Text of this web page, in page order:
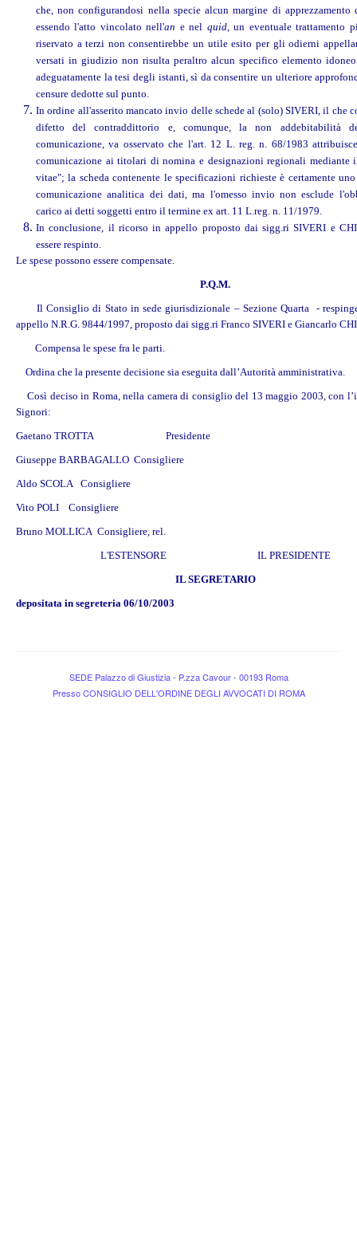
che, non configurandosi nella specie alcun margine di apprezzamento
essendo l'atto vincolato nell'an e nel quid, un eventuale trattamento
riservato a terzi non consentirebbe un utile esito per gli odierni
versati in giudizio non risulta peraltro alcun specifico elemento idoneo
adeguatamente la tesi degli istanti, sì da consentire un ulteriore
censure dedotte sul punto.
In ordine all'asserito mancato invio delle schede al (solo) SIVERI, il che
difetto del contraddittorio e, comunque, la non addebitabilità
comunicazione, va osservato che l'art. 12 L. reg. n. 68/1983
comunicazione ai titolari di nomina e designazioni regionali mediante
vitae"; la scheda contenente le specificazioni richieste è certamente
comunicazione analitica dei dati, ma l'omesso invio non esclude
carico ai detti soggetti entro il termine ex art. 11 L.reg. n. 11/1979.
In conclusione, il ricorso in appello proposto dai sigg.ri SIVERI e
essere respinto.
Le spese possono essere compensate.
P.Q.M.
Il Consiglio di Stato in sede giurisdizionale – Sezione Quarta -
appello N.R.G. 9844/1997, proposto dai sigg.ri Franco SIVERI e Giancarlo
Compensa le spese fra le parti.
Ordina che la presente decisione sia eseguita dall’Autorità amministrativa.
Così deciso in Roma, nella camera di consiglio del 13 maggio 2003, con
Signori:
Gaetano TROTTA Presidente
Giuseppe BARBAGALLO Consigliere
Aldo SCOLA Consigliere
Vito POLI Consigliere
Bruno MOLLICA Consigliere, rel.
L'ESTENSORE IL PRESIDENTE
IL SEGRETARIO
depositata in segreteria 06/10/2003
SEDE Palazzo di Giustizia - P.zza Cavour - 00193 Roma
Presso CONSIGLIO DELL'ORDINE DEGLI AVVOCATI DI ROMA